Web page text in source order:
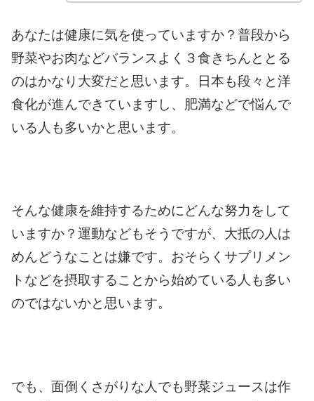
あなたは健康に気を使っていますか？ 普段から
野菜やお肉などバランスよく３食きちんととる
のはかなり大変だと思います。
日本も段々と洋
食化が進んできていますし、肥満などで悩んで
いる人も多いかと思います。
そんな健康を維持するためにどんな努力をして
いますか？ 運動などもそうですが、大抵の人は
めんどうなことは嫌です。 おそらくサプリメン
トなどを摂取することから始めている人も多い
のではないかと思います。
でも、面倒くさがりな人でも野菜ジュースは作